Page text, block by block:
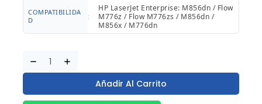
COMPATIBILIDA
D
:
HP LaserJet Enterprise: M856dn / Flow
M776z / Flow M776zs / M856dn /
M856x / M776dn
Añadir Al Carrito